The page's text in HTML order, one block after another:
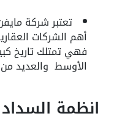
تعتبر شركة
أهم الشركات
فهي تمتلك تاريخ
الأوسط والعديد من
انظمة